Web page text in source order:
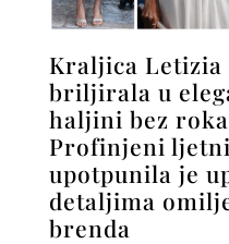
Kraljica Letizia
briljirala u
haljini bez
Profinjeni ljetni
upotpunila je
detaljima
brenda